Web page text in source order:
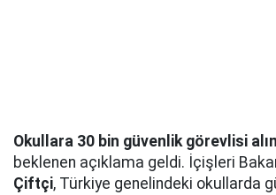
Okullara 30 bin güvenlik görevlisi
beklenen açıklama geldi. İçişleri
Çiftçi, Türkiye genelindeki okullarda